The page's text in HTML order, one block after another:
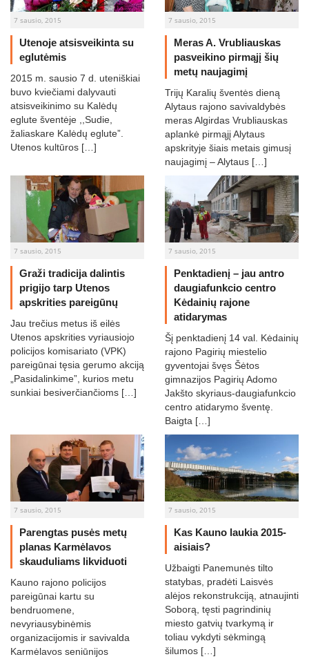
7 sausio, 2015
Utenoje atsisveikinta su
eglutėmis
2015 m. sausio 7 d. uteniškiai
buvo kviečiami dalyvauti
atsisveikinimo su Kalėdų
eglute šventėje ,,Sudie,
žaliaskare Kalėdų eglute”.
Utenos kultūros […]
7 sausio, 2015
Meras A. Vrubliauskas
pasveikino pirmąjį šių
metų naujagimį
Trijų Karalių šventės dieną
Alytaus rajono savivaldybės
meras Algirdas Vrubliauskas
aplankė pirmąjį Alytaus
apskrityje šiais metais gimusį
naujagimį – Alytaus […]
7 sausio, 2015
Graži tradicija dalintis
prigijo tarp Utenos
apskrities pareigūnų
Jau trečius metus iš eilės
Utenos apskrities vyriausiojo
policijos komisariato (VPK)
pareigūnai tęsia gerumo akciją
„Pasidalinkime”, kurios metu
sunkiai besiverčiančioms […]
7 sausio, 2015
Penktadienį – jau antro
daugiafunkcio centro
Kėdainių rajone
atidarymas
Šį penktadienį 14 val. Kėdainių
rajono Pagirių miestelio
gyventojai švęs Šėtos
gimnazijos Pagirių Adomo
Jakšto skyriaus-daugiafunkcio
centro atidarymo šventę.
Baigta […]
7 sausio, 2015
Parengtas pusės metų
planas Karmėlavos
skauduliams likviduoti
Kauno rajono policijos
pareigūnai kartu su
bendruomene,
nevyriausybinėmis
organizacijomis ir savivalda
Karmėlavos seniūnijos
7 sausio, 2015
Kas Kauno laukia 2015-
aisiais?
Užbaigti Panemunės tilto
statybas, pradėti Laisvės
alėjos rekonstrukciją, atnaujinti
Soborą, tęsti pagrindinių
miesto gatvių tvarkymą ir
toliau vykdyti sėkmingą
šilumos […]